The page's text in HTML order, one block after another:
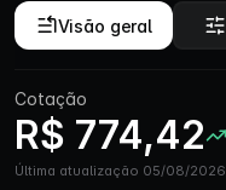
Visão geral
Cotação
R$ 774,42
Última atualização 05/08/2026